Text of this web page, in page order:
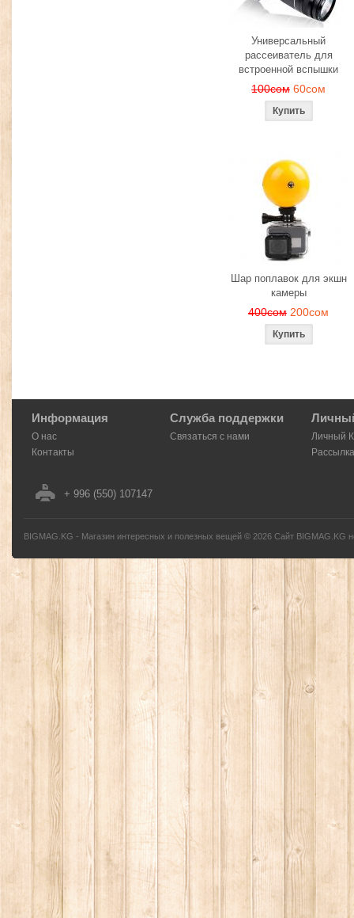
Универсальный
рассеиватель для
встроенной вспышки
100сом 60сом
Шар поплавок для экшн
камеры
400сом 200сом
Информация
О нас
Контакты
Служба поддержки
Связаться с нами
Личный
Рассылка
+ 996 (550) 107147
BIGMAG.KG - Магазин интересных и полезных вещей © 2026 Сайт BIGMAG.KG
без письменного разрешения автора - запрещено, и будет преследоваться по